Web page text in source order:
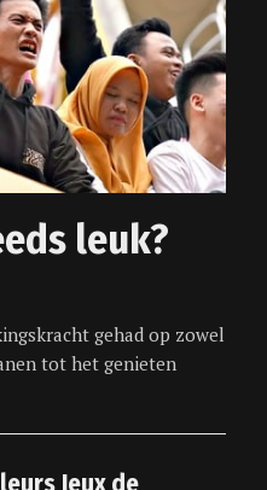
leuk?
gehad op zowel
tot het genieten